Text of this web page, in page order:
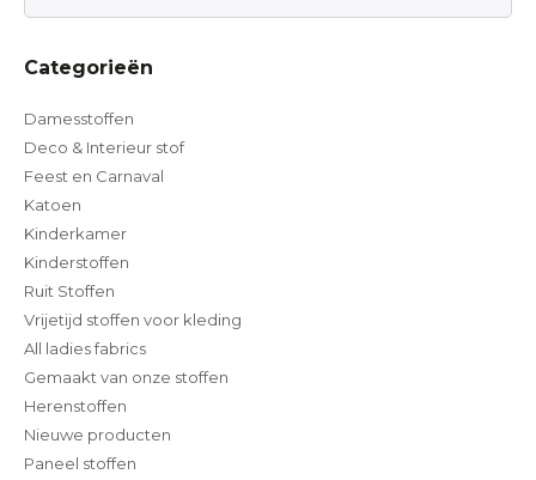
Categorieën
Damesstoffen
Deco & Interieur stof
Feest en Carnaval
Katoen
Kinderkamer
Kinderstoffen
Ruit Stoffen
Vrijetijd stoffen voor kleding
All ladies fabrics
Gemaakt van onze stoffen
Herenstoffen
Nieuwe producten
Paneel stoffen